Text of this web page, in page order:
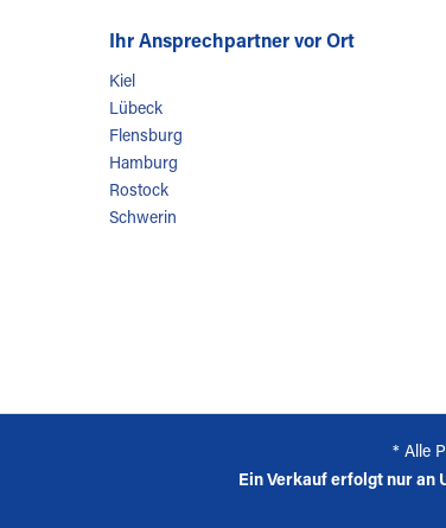
Ihr Ansprechpartner vor Ort
Kiel
Lübeck
Flensburg
Hamburg
Rostock
Schwerin
* Alle
Ein Verkauf erfolgt nur an